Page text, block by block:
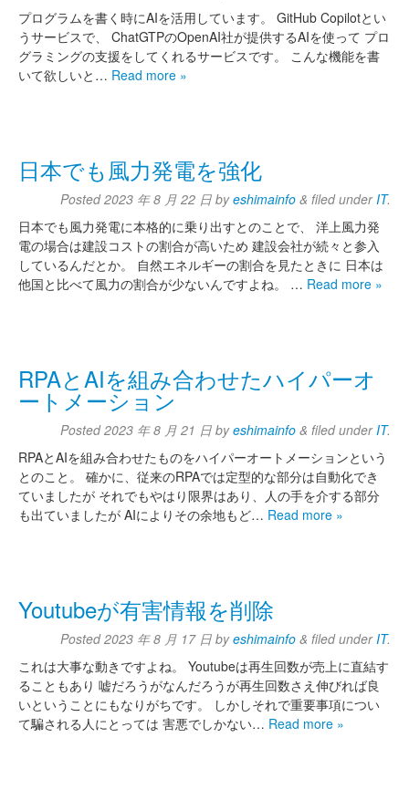
プログラムを書く時にAIを活用しています。 GitHub Copilotとい
うサービスで、 ChatGTPのOpenAI社が提供するAIを使って プロ
グラミングの支援をしてくれるサービスです。 こんな機能を書
いて欲しいと… Read more »
日本でも風力発電を強化
Posted2023 年 8 月 22 日 byeshimainfo & filed under IT.
日本でも風力発電に本格的に乗り出すとのことで、 洋上風力発
電の場合は建設コストの割合が高いため 建設会社が続々と参入
しているんだとか。 自然エネルギーの割合を見たときに 日本は
他国と比べて風力の割合が少ないんですよね。 … Read more »
RPAとAIを組み合わせたハイパーオ
ートメーション
Posted2023 年 8 月 21 日 byeshimainfo & filed under IT.
RPAとAIを組み合わせたものをハイパーオートメーションという
とのこと。 確かに、従来のRPAでは定型的な部分は自動化でき
ていましたが それでもやはり限界はあり、人の手を介する部分
も出ていましたが AIによりその余地もど… Read more »
Youtubeが有害情報を削除
Posted2023 年 8 月 17 日 byeshimainfo & filed under IT.
これは大事な動きですよね。 Youtubeは再生回数が売上に直結す
ることもあり 嘘だろうがなんだろうが再生回数さえ伸びれば良
いということにもなりがちです。 しかしそれで重要事項につい
て騙される人にとっては 害悪でしかない… Read more »